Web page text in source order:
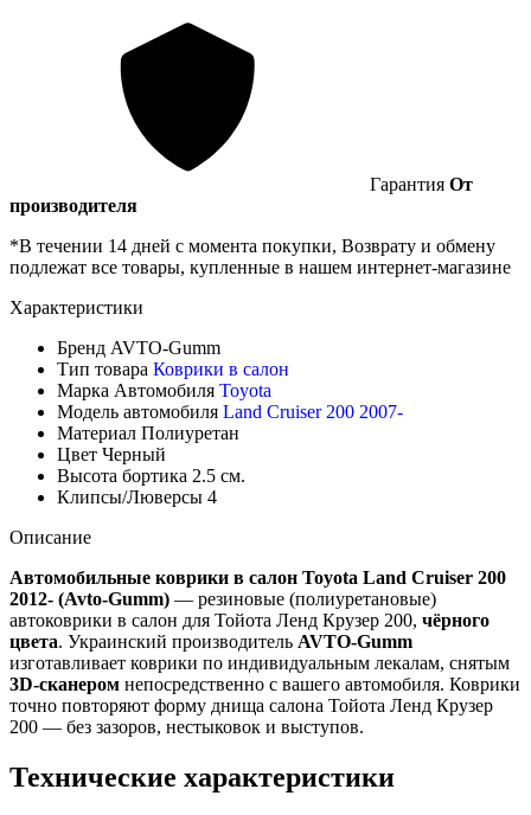
Гарантия От
производителя
*В течении 14 дней с момента покупки, Возврату и обмену
подлежат все товары, купленные в нашем интернет-магазине
Характеристики
Бренд AVTO-Gumm
Тип товара Коврики в салон
Марка Автомобиля Toyota
Модель автомобиля Land Cruiser 200 2007-
Материал Полиуретан
Цвет Черный
Высота бортика 2.5 см.
Клипсы/Люверсы 4
Описание
Автомобильные коврики в салон Toyota Land Cruiser 200
2012- (Avto-Gumm) — резиновые (полиуретановые)
автоковрики в салон для Тойота Ленд Крузер 200, чёрного
цвета. Украинский производитель AVTO-Gumm
изготавливает коврики по индивидуальным лекалам, снятым
3D-сканером непосредственно с вашего автомобиля. Коврики
точно повторяют форму днища салона Тойота Ленд Крузер
200 — без зазоров, нестыковок и выступов.
Технические характеристики